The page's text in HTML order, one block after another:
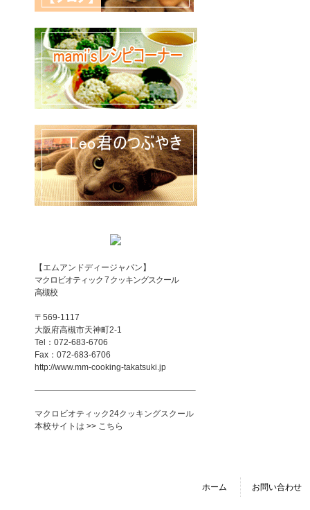
【エムアンドディージャパン】
マクロビオティック 7 クッキングスクール
高槻校
〒569-1117
大阪府高槻市天神町2-1
Tel：072-683-6706
Fax：072-683-6706
http://www.mm-cooking-takatsuki.jp
マクロビオティック24クッキングスクール
本校サイトは >> こちら
ホーム お問い合わせ